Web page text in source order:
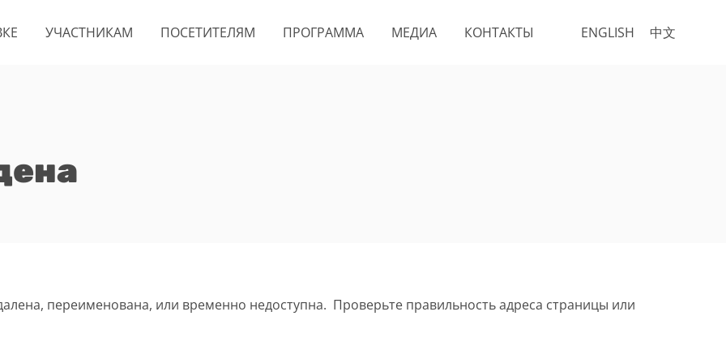
ENGLISH 中文
УЧАСТНИКАМ ПОСЕТИТЕЛЯМ ПРОГРАММА МЕДИА КОНТАКТЫ
переименована, или временно недоступна. Проверьте правильность адреса страницы или